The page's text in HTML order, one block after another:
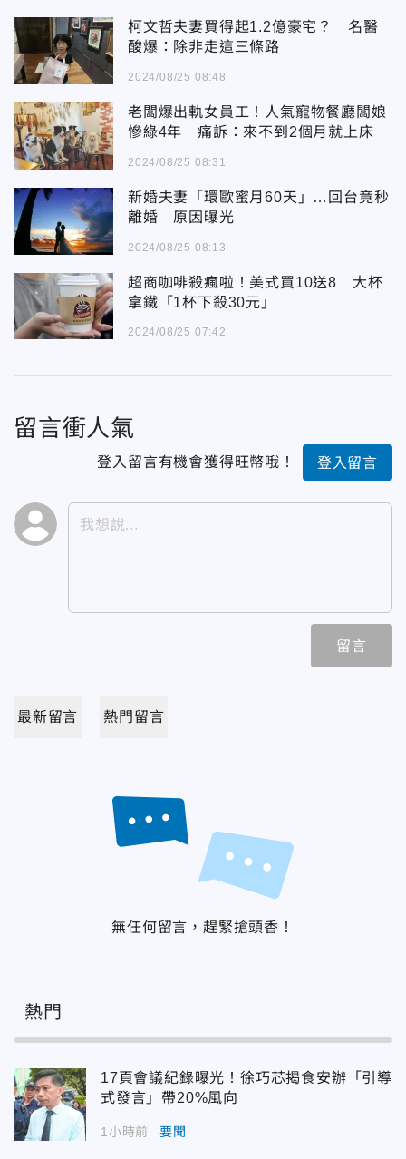
柯文哲夫妻買得起1.2億豪宅？ 名醫
酸爆：除非走這三條路
2024/08/25 08:48
老闆爆出軌女員工！人氣寵物餐廳闆娘
慘綠4年 痛訴：來不到2個月就上床
2024/08/25 08:31
新婚夫妻「環歐蜜月60天」…回台竟秒
離婚 原因曝光
2024/08/25 08:13
超商咖啡殺瘋啦！美式買10送8 大杯
拿鐵「1杯下殺30元」
2024/08/25 07:42
留言衝人氣
登入留言有機會獲得旺幣哦！ 登入留言
留言
最新留言 熱門留言
無任何留言，趕緊搶頭香！
熱門
17頁會議紀錄曝光！徐巧芯揭食安辦「引導
式發言」帶20%風向
1小時前 要聞